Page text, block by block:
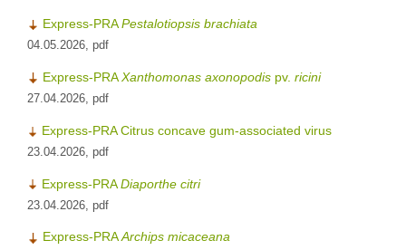
Express-PRAPestalotiopsis brachiata
04.05.2026, pdf
Express-PRAXanthomonas axonopodis pv. ricini
27.04.2026, pdf
Express-PRA Citrus concave gum-associated virus
23.04.2026, pdf
Express-PRADiaporthe citri
23.04.2026, pdf
Express-PRAArchips micaceana